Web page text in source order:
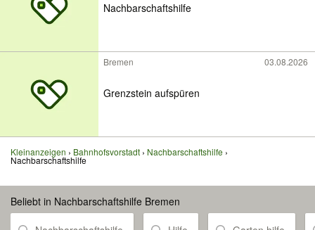
Nachbarschaftshilfe
Bremen 03.08.2026
Grenzstein aufspüren
Kleinanzeigen Bahnhofsvorstadt Nachbarschaftshilfe
Nachbarschaftshilfe
Beliebt in Nachbarschaftshilfe Bremen